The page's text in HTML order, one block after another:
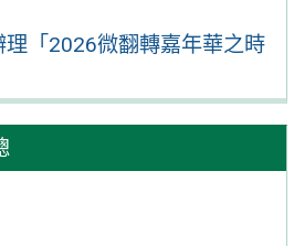
理「2026微翻轉嘉年華之時